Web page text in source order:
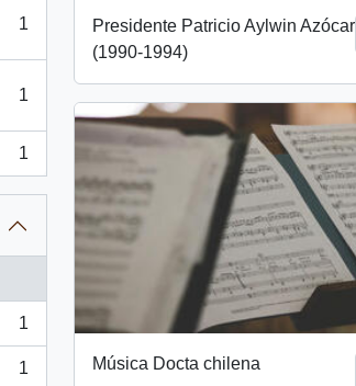
1
1
1
1
1
Presidente Patricio Aylwin Azócar
(1990-1994)
Música Docta chilena